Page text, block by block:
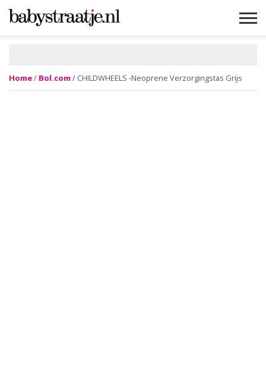
Home/ Bol.com / CHILDWHEELS -Neoprene Verzorgingstas Grijs